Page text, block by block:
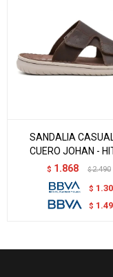
SANDALIA
CUERO JOHAN -
$ 1.868 $ 2.490
$
$